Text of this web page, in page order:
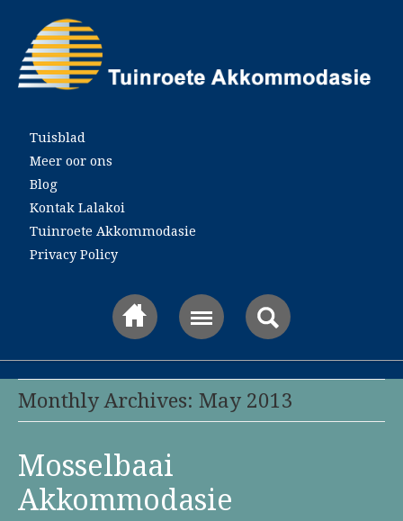
Main menu
Tuisblad
Meer oor ons
Blog
Kontak Lalakoi
Tuinroete Akkommodasie
Privacy Policy
Monthly Archives: May 2013
Mosselbaai
Akkommodasie